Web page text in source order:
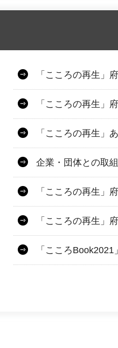
「こころの再生」
「こころの再生」
「こころの再生」
企業・団体との取
「こころの再生」
「こころの再生」
「こころ